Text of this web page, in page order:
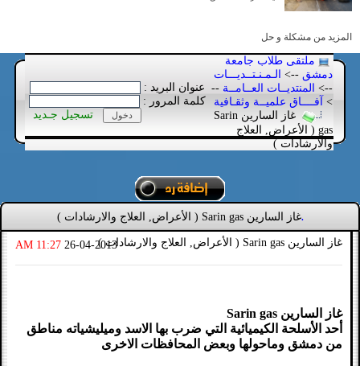
المزيد من مشكلة و حل
ملتقى طلاب جامعة
دمشق --> الـمـنـتــديـــات
--> المنتديــات العــامــة --
> آفــــاق علميــة وثقـافية
غاز السارين Sarin
gas ( الأعراض, العلاج
والارشادات )
عنوان البريد :
كلمة المرور :
تسجيل جـديد
.غاز السارين Sarin gas ( الأعراض, العلاج والارشادات )
غاز السارين Sarin gas ( الأعراض, العلاج والارشادات ) 26-04-2013
11:27 AM
غاز السارين Sarin gas
أحد الأسلحة الكيميائية التي ضرب بها الاسد وميليشياته مناطق
من دمشق وماحولها وبعض المحافظات الاخرى